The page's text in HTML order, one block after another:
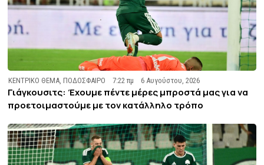
ΚΕΝΤΡΙΚΟ ΘΕΜΑ ,ΠΟΔΟΣΦΑΙΡΟ 7:22 πμ 6 Αυγούστου, 2026
Γιάγκουσιτς: Έχουμε πέντε μέρες μπροστά μας για να
προετοιμαστούμε με τον κατάλληλο τρόπο